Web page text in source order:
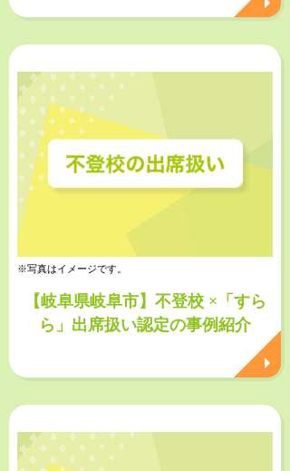
※写真はイメージです。
【岐阜県岐阜市】不登校 ×「すら
ら」出席扱い認定の事例紹介